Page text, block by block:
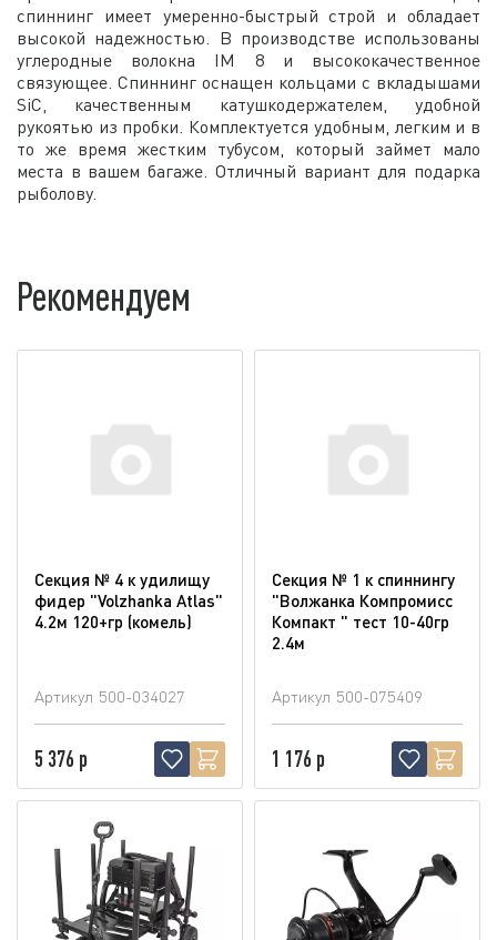
спиннинг имеет умеренно-быстрый строй и обладает
высокой надежностью. В производстве использованы
углеродные волокна IM 8 и высококачественное
связующее. Спиннинг оснащен кольцами с вкладышами
SiC, качественным катушкодержателем, удобной
рукоятью из пробки. Комплектуется удобным, легким и в
то же время жестким тубусом, который займет мало
места в вашем багаже. Отличный вариант для подарка
рыболову.
Рекомендуем
Секция № 4 к удилищу
фидер "Volzhanka Atlas"
4.2м 120+гр (комель)
Артикул 500-034027
5 376 р
Секция № 1 к спиннингу
"Волжанка Компромисс
Компакт " тест 10-40гр
2.4м
Артикул 500-075409
1 176 р